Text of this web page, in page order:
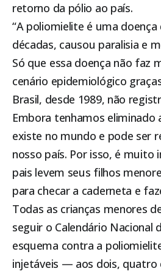
retorno da pólio ao país.
“A poliomielite é uma
décadas, causou paralisia e
Só que essa doença não faz
cenário epidemiológico
Brasil, desde 1989, não
Embora tenhamos eliminado
existe no mundo e pode ser
nosso país. Por isso, é
pais levem seus filhos
para checar a caderneta e
Todas as crianças menores
seguir o Calendário Nacional
esquema contra a
injetáveis — aos dois, quatro